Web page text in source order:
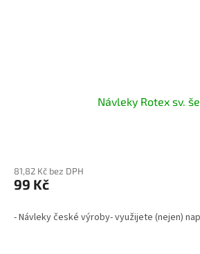
Návleky Rotex sv.
81,82 Kč bez DPH
99 Kč
- Návleky české výroby- využijete (nejen)